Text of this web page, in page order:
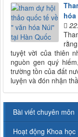
tuyệt vời của thiên
nguòn gen quý
trường tồn của đất
luyện và đón nhận
Bài viết chuyên môn
Hoạt động Khoa học